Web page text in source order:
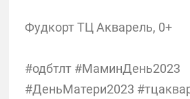
Фудкорт ТЦ Акварель, 0+
#одбтлт #МаминДень2023
#ДеньМатери2023